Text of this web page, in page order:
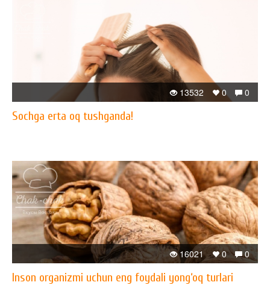
0
0
13532
Sochga erta oq tushganda!
0
0
16021
Inson organizmi uchun eng foydali yong‘oq turlari